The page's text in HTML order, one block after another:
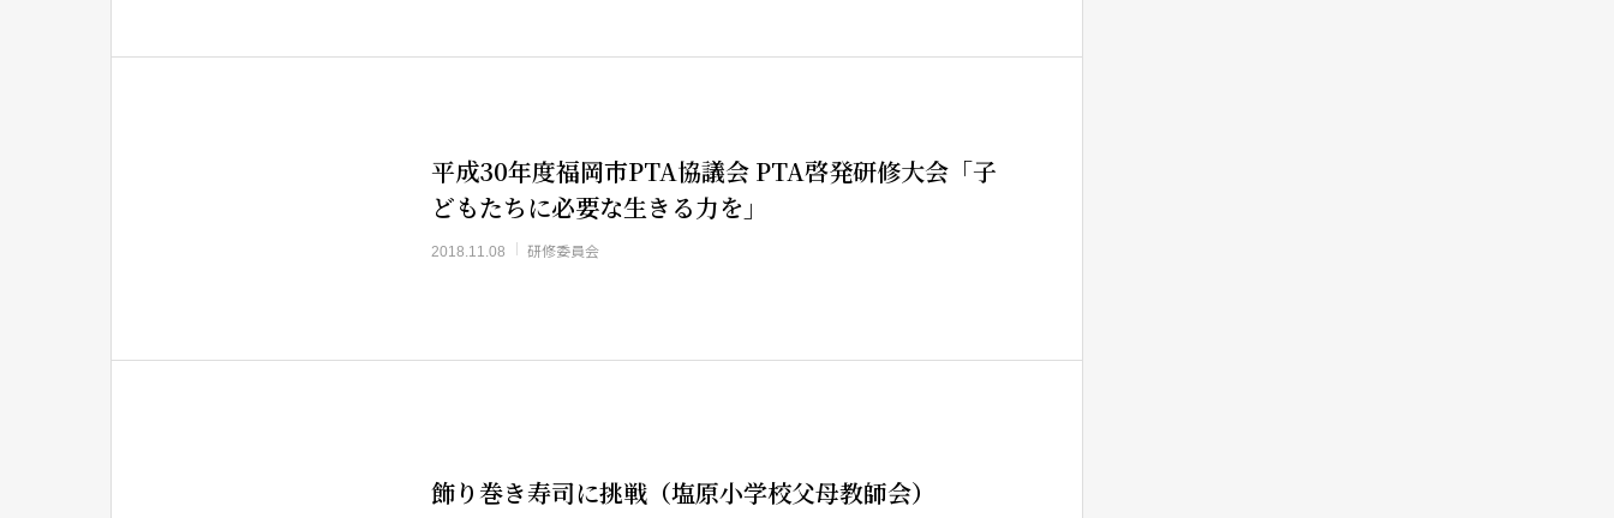
平成30年度福岡市PTA協議会 PTA啓発研修大会「子
どもたちに必要な生きる力を」
2018.11.08 研修委員会
飾り巻き寿司に挑戦（塩原小学校父母教師会）